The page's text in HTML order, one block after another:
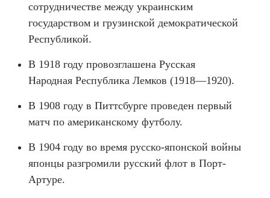
сотрудничестве между украинским
государством и грузинской демократической
Республикой.
В 1918 году провозглашена Русская
Народная Республика Лемков (1918—1920).
В 1908 году в Питтсбурге проведен первый
матч по американскому футболу.
В 1904 году во время русско-японской войны
японцы разгромили русский флот в Порт-
Артуре.